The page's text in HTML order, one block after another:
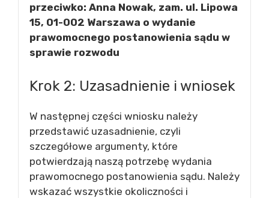
przeciwko: Anna Nowak, zam. ul. Lipowa
15, 01-002 Warszawa o wydanie
prawomocnego postanowienia sądu w
sprawie rozwodu
Krok 2: Uzasadnienie i wniosek
W następnej części wniosku należy
przedstawić uzasadnienie, czyli
szczegółowe argumenty, które
potwierdzają naszą potrzebę wydania
prawomocnego postanowienia sądu. Należy
wskazać wszystkie okoliczności i